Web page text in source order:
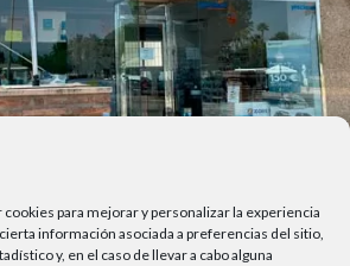
cookies para mejorar y personalizar la experiencia
información asociada a preferencias del sitio,
y, en el caso de llevar a cabo alguna